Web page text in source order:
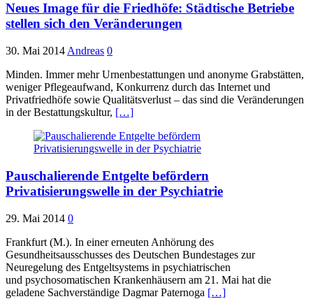
Neues Image für die Friedhöfe: Städtische Betriebe
stellen sich den Veränderungen
30. Mai 2014 Andreas 0
Minden. Immer mehr Urnenbestattungen und anonyme Grabstätten,
weniger Pflegeaufwand, Konkurrenz durch das Internet und
Privatfriedhöfe sowie Qualitätsverlust – das sind die Veränderungen
in der Bestattungskultur, […]
Pauschalierende Entgelte befördern
Privatisierungswelle in der Psychiatrie
29. Mai 2014 0
Frankfurt (M.). In einer erneuten Anhörung des
Gesundheitsausschusses des Deutschen Bundestages zur
Neuregelung des Entgeltsystems in psychiatrischen
und psychosomatischen Krankenhäusern am 21. Mai hat die
geladene Sachverständige Dagmar Paternoga […]